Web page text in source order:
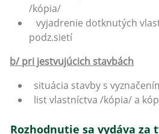
/
vyjadrenie dotknutých
podz.sietí
b/ pri jestvujúcich stavbách
situácia stavby s
list vlastníctva /kópia/ a
Rozhodnutie sa vydáva za